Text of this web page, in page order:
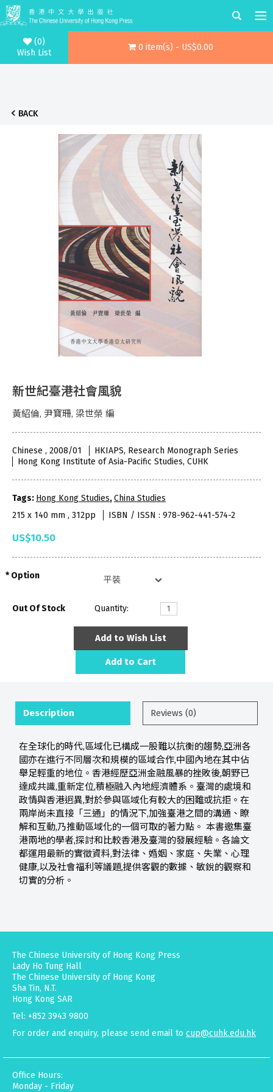
(0)
Wish List
0 item(s) - US$0.00
BACK
新世紀臺港社會風貌
黃紹倫, 尹寶珊, 梁世榮 編
Chinese , 2008/01
HKIAPS, Research Monograph Series
Hong Kong Institute of Asia-Pacific Studies, CUHK
Tags: Hong Kong Studies,China Studies
215 x 140 mm , 312pp
ISBN / ISSN : 978-962-441-574-2
US$10.50
Option
Out Of Stock Quantity:
Add to Wish List
Add to Cart
Description Reviews (0)
在全球化的時代,區域化已構成一股難以抗衡的趨勢,亞洲各
國亦在進行不同層次和規模的區域合作,中國內地在其中佔
舉足輕重的地位。香港經歷亞洲金融風暴的挫敗後,朝野已
達成共識,重新定位,積極融入內地經濟體系。臺灣的處境和
政情與香港迥異,對於參與區域化有較大的困難或抗拒。在
兩岸尚未直接「三通」的情況下,加強臺港之間的溝通、瞭
解和互動,乃推動區域化的一個可取的著力點。 本書邀集臺
港兩地的學者,探討和比較香港及臺灣的發展經驗。各論文
都運用最新的實徵資料,對法律、婚姻、家庭、失業、心理
健康,以及社會福利等議題,提供客觀的數據、敏銳的觀察和
切實的分析。
The Chinese University of Hong Kong Press
Lady Ho Tung Hall
The Chinese University of Hong Kong
Sha Tin, N.T.
Hong Kong SAR
Tel: +852 3943 9800
For order and enquiry, please send email to cup@cuhk.edu.hk
Office Hours:
Monday - Friday